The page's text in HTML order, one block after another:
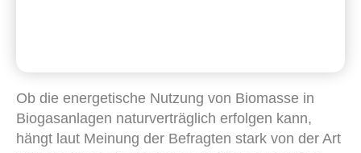
Ob die energetische Nutzung von Biomasse in
Biogasanlagen naturverträglich erfolgen kann,
hängt laut Meinung der Befragten stark von der Art